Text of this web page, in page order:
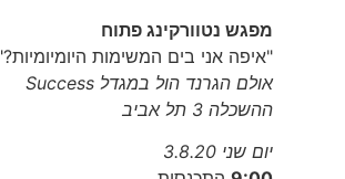
מפגש נטוורקינג פתוח
"איפה אני בים המשימות
אולם הגרנד הול במגדל Success
ההשכלה 3 תל אביב
יום שני 3.8.20